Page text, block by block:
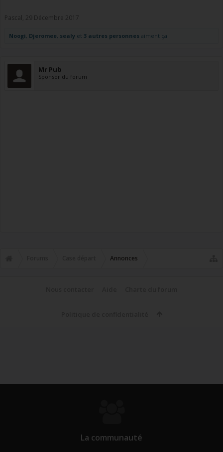
Pascal, 29 Décembre 2017
Noogi, Djeromee, sealy et 3 autres personnes aiment ça.
Mr Pub
Sponsor du forum
Annonces
La communauté